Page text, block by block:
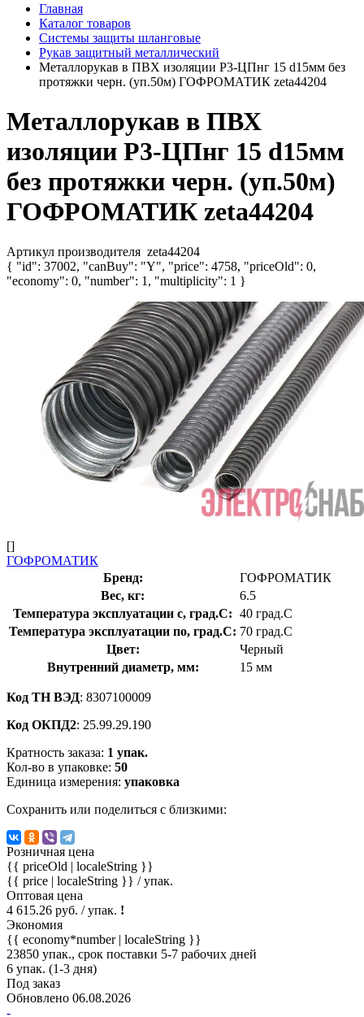
Главная
Каталог товаров
Системы защиты шланговые
Рукав защитный металлический
Металлорукав в ПВХ изоляции Р3-ЦПнг 15 d15мм без
протяжки черн. (уп.50м) ГОФРОМАТИК zeta44204
Металлорукав в ПВХ
изоляции Р3-ЦПнг 15 d15мм
без протяжки черн. (уп.50м)
ГОФРОМАТИК zeta44204
Артикул производителя zeta44204
{ "id": 37002, "canBuy": "Y", "price": 4758, "priceOld": 0,
"economy": 0, "number": 1, "multiplicity": 1 }
[]
ГОФРОМАТИК
Бренд:
ГОФРОМАТИК
Вес, кг:
6.5
Температура эксплуатации с, град.C: 40 град.C
Температура эксплуатации по, град.C: 70 град.C
Цвет:
Черный
Внутренний диаметр, мм:
15 мм
Код ТН ВЭД: 8307100009
Код ОКПД2: 25.99.29.190
Кратность заказа: 1 упак.
Кол-во в упаковке: 50
Единица измерения: упаковка
Сохранить или поделиться с близкими:
Розничная цена
{{ priceOld | localeString }}
{{ price | localeString }} / упак.
Оптовая цена
4 615.26 руб. / упак. !
Экономия
{{ economy*number | localeString }}
23850 упак., срок поставки 5-7 рабочих дней
6 упак. (1-3 дня)
Под заказ
Обновлено 06.08.2026
-